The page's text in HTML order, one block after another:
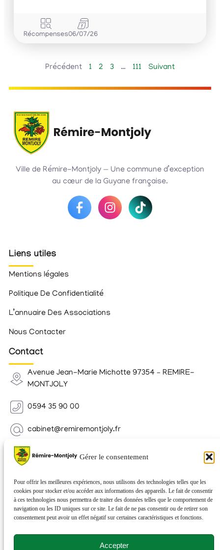
Gérer le consentement
Pour offrir les meilleures expériences, nous utilisons des technologies telles que les
cookies pour stocker et/ou accéder aux informations des appareils. Le fait de consentir
à ces technologies nous permettra de traiter des données telles que le comportement de
navigation ou les ID uniques sur ce site. Le fait de ne pas consentir ou de retirer son
consentement peut avoir un effet négatif sur certaines caractéristiques et fonctions.
Accepter
Récompenses06/07/26
Précédent 1 2 3 … 111 Suivant
Ville de Rémire-Montjoly — Une commune d’exception
au cœur de la Guyane française.
Liens utiles
Mentions légales
Politique De Confidentialité
L’annuaire Des Associations
Nous Contacter
Contact
Avenue Jean-Marie Michotte 97354 – REMIRE-
MONTJOLY
0594 35 90 00
cabinet@remiremontjoly.fr
Newsletter
nouvelles de votre commune.